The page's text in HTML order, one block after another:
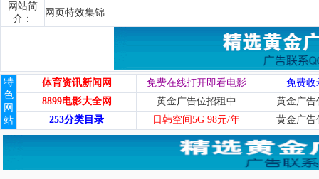
网站简
介：
网页特效集锦
特
色
网
站
体育资讯新闻网 免费在线打开即看电影
免费收
8899电影大全网
黄金广告位招租中
黄金广告
253分类目录
日韩空间5G 98元/年 黄金广告